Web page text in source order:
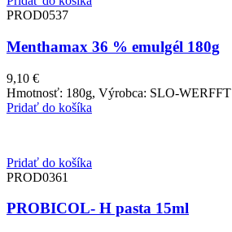
PROD0537
Menthamax 36 % emulgél 180g
9,10 €
Hmotnosť: 180g, Výrobca: SLO-WERFFT
Pridať do košíka
Pridať do košíka
PROD0361
PROBICOL- H pasta 15ml